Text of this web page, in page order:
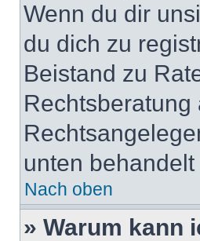
Wenn du dir
du dich zu
Beistand zu
unten
Nach oben
» Warum kann